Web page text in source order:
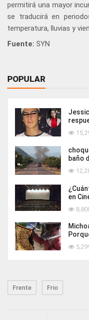
permitirá una mayor
se traducirá en
temperatura, lluvias y
Fuente: SYN
POPULAR
baño
en
Frente Frio